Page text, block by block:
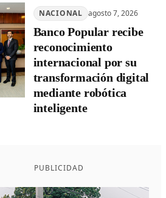
NACIONAL agosto 7, 2026
Banco Popular recibe
reconocimiento
internacional por su
transformación digital
mediante robótica
inteligente
PUBLICIDAD